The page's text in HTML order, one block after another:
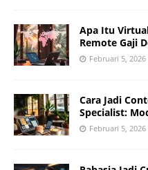
Apa Itu
Remote Gaji
Februari 5, 2026
Cara Jadi
Specialist:
Februari 5, 2026